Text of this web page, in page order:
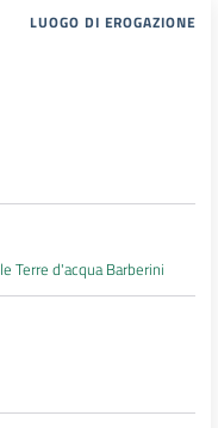
LUOGO DI EROGAZIONE
Terre d'acqua Barberini